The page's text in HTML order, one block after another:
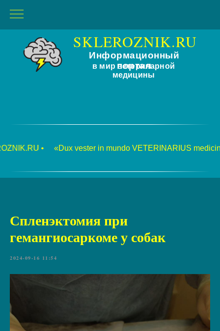
SKLEROZNIK.RU
в мир ветеринарной
медицины
Информационный
портал
• «Dux vester in mundo VETERINARIUS medicina» •
Спленэктомия при
гемангиосаркоме у собак
2024-09-16 11:54